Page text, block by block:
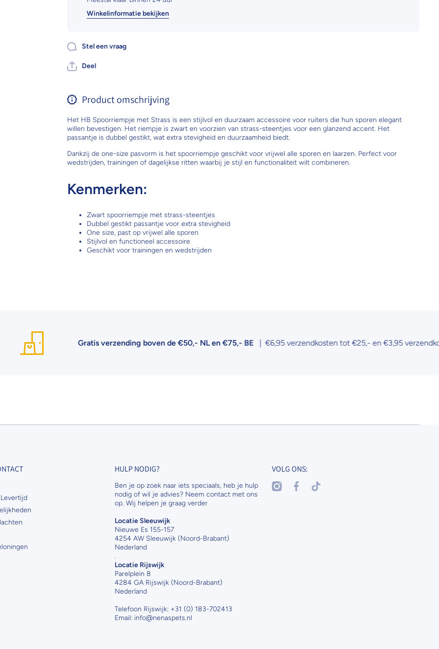
Winkelinformatie bekijken
Stel een vraag
Deel
Product omschrijving
Het HB Spoorriempje met Strass is een stijlvol en duurzaam accessoire voor ruiters die hun sporen elegant
willen bevestigen. Het riempje is zwart en voorzien van strass-steentjes voor een glanzend accent. Het
passantje is dubbel gestikt, wat extra stevigheid en duurzaamheid biedt.
Dankzij de one-size pasvorm is het spoorriempje geschikt voor vrijwel alle sporen en laarzen. Perfect voor
wedstrijden, trainingen of dagelijkse ritten waarbij je stijl en functionaliteit wilt combineren.
Kenmerken:
Zwart spoorriempje met strass-steentjes
Dubbel gestikt passantje voor extra stevigheid
One size, past op vrijwel alle sporen
Stijlvol en functioneel accessoire
Geschikt voor trainingen en wedstrijden
Gratis verzending boven de €50,- NL en €75,- BE| €6,95 verzendkosten tot €25,- en €3,95 verzendkosten
HULP NODIG?
Ben je op zoek naar iets speciaals, heb je hulp
nodig of wil je advies? Neem contact met ons
op. Wij helpen je graag verder
Locatie Sleeuwijk
Nieuwe Es 155-157
4254 AW Sleeuwijk (Noord-Brabant)
Nederland
.
Locatie Rijswijk
Parelplein 8
4284 GA Rijswijk (Noord-Brabant)
Nederland
Telefoon Rijswijk: +31 (0) 183-702413
Email: info@nenaspets.nl
VOLG ONS:
instagramcom/nenaspetsandhorses
facebookcom/nenasdogscats
tiktokcom/@nenaspetsnl